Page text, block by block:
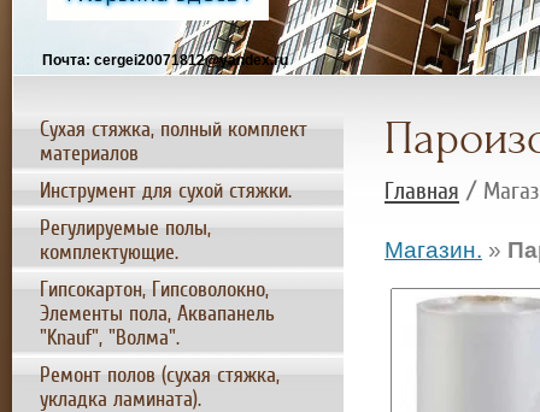
Почта: cergei20071812@yandex.ru
Сухая стяжка, полный комплект
материалов
Инструмент для сухой стяжки.
Регулируемые полы,
комплектующие.
Гипсокартон, Гипсоволокно,
Элементы пола, Аквапанель
"Knauf", "Волма".
Ремонт полов (сухая стяжка,
укладка ламината).
Главная /
Магазин. »